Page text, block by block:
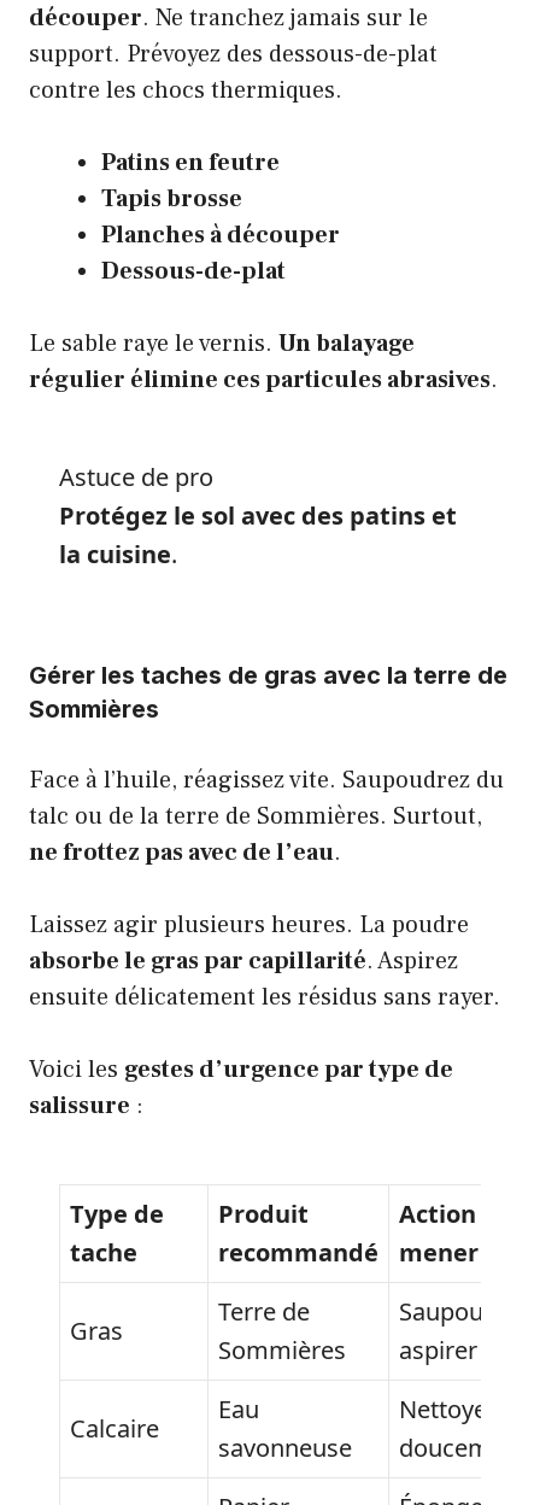
découper. Ne tranchez jamais sur le
support. Prévoyez des dessous-de-plat
contre les chocs thermiques.
Patins en feutre
Tapis brosse
Planches à découper
Dessous-de-plat
Le sable raye le vernis. Un balayage
régulier élimine ces particules abrasives.
Astuce de pro
Protégez le sol avec des patins et
la cuisine.
Gérer les taches de gras avec la terre de
Sommières
Face à l’huile, réagissez vite. Saupoudrez du
talc ou de la terre de Sommières. Surtout,
ne frottez pas avec de l’eau.
Laissez agir plusieurs heures. La poudre
absorbe le gras par capillarité. Aspirez
ensuite délicatement les résidus sans rayer.
Voici les gestes d’urgence par type de
salissure :
Type de
tache
Produit
recommandé
Action à
mener
Gras
Terre de
Sommières
Saupoudrer
aspirer
Calcaire
Eau
savonneuse
Nettoyer
doucement